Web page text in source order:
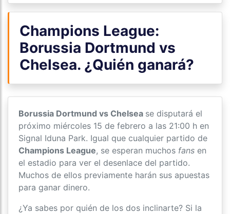
Champions League:
Borussia Dortmund vs
Chelsea. ¿Quién ganará?
Borussia Dortmund vs Chelsea se disputará el
próximo miércoles 15 de febrero a las 21:00 h en
Signal Iduna Park. Igual que cualquier partido de
Champions League, se esperan muchos fans en
el estadio para ver el desenlace del partido.
Muchos de ellos previamente harán sus apuestas
para ganar dinero.
¿Ya sabes por quién de los dos inclinarte? Si la